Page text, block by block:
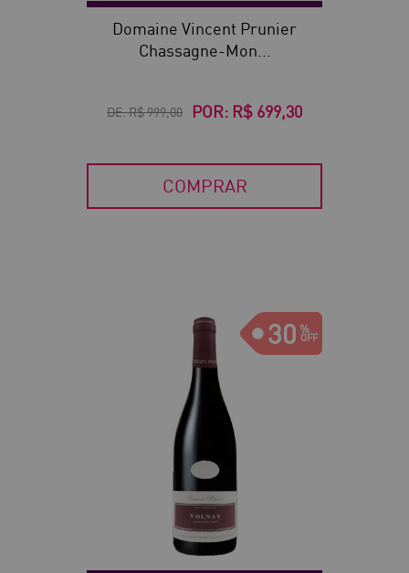
Domaine Vincent Prunier
Chassagne-Mon...
DE:R$ 999,00 POR: R$ 699,30
COMPRAR
30